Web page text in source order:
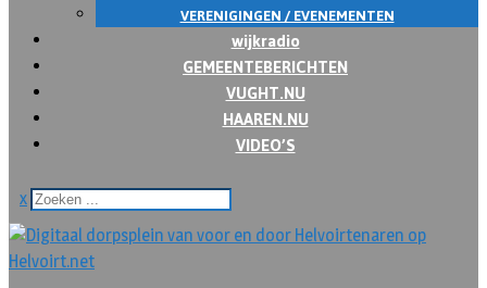
VERENIGINGEN / EVENEMENTEN
wijkradio
GEMEENTEBERICHTEN
VUGHT.NU
HAAREN.NU
VIDEO’S
x